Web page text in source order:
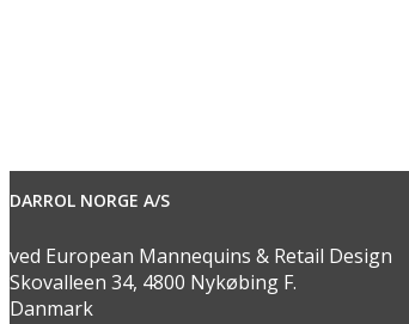
DARROL NORGE A/S
ved European Mannequins & Retail Design
Skovalleen 34, 4800 Nykøbing F.
Danmark